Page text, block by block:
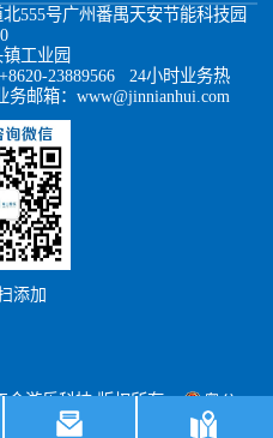
555号广州番禺天安节能科技园
工业园
23889566 24小时业务热
邮箱：www@jinnianhui.com
添加
会游乐科技 版权所有
粤公
粤ICP备05012398号
xml地图